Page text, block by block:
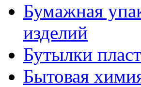
Бумажная
изделий
Бутылки
Бытовая